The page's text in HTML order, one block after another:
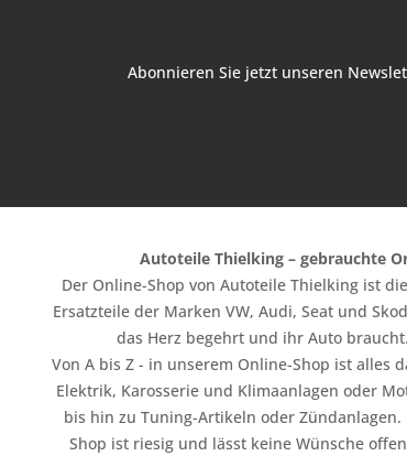
Abonnieren Sie jetzt unseren
Autoteile Thielking – gebrauchte
Der Online-Shop von Autoteile Thielking ist
Ersatzteile der Marken VW, Audi, Seat und
das Herz begehrt und ihr Auto
Von A bis Z - in unserem Online-Shop ist alles
Elektrik, Karosserie und Klimaanlagen oder
bis hin zu Tuning-Artikeln oder
Shop ist riesig und lässt keine Wünsche